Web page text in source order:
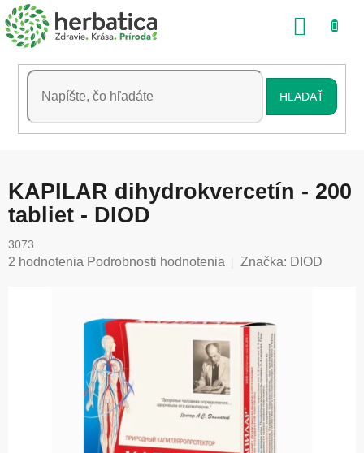
Prejsť
na
obsah
HĽADAŤ
KAPILAR dihydrokvercetín - 200
tabliet - DIOD
3073
Priemerné
2 hodnotenia Podrobnosti hodnotenia Značka: DIOD